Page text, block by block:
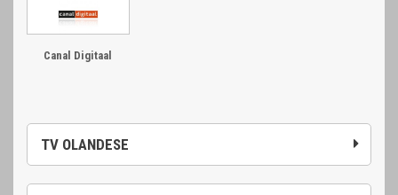
TV OLANDESE
Canal Digitaal